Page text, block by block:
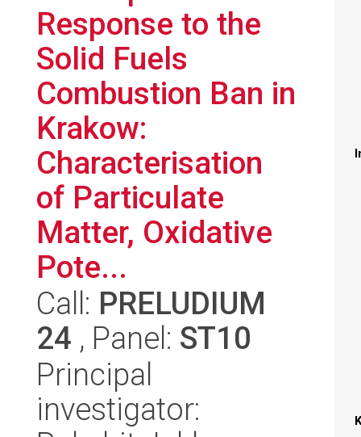
Response to the
Solid Fuels
Combustion Ban in
Krakow:
Characterisation
of Particulate
Matter, Oxidative
Pote...
Call: PRELUDIUM
24 , Panel: ST10
Principal
investigator: